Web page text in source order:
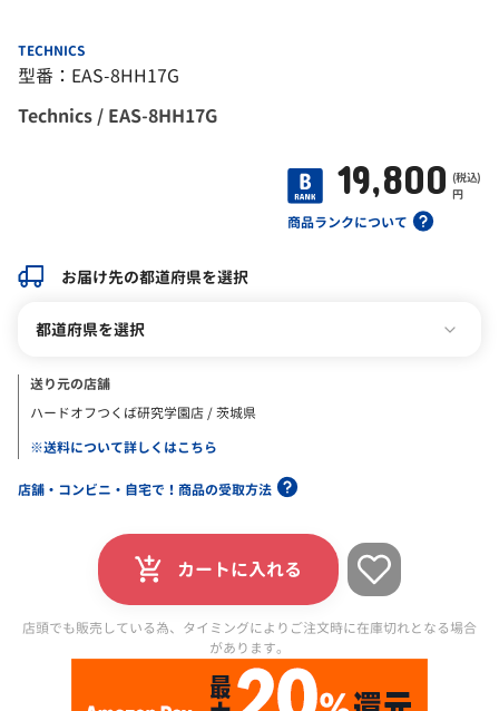
TECHNICS
型番：EAS-8HH17G
Technics / EAS-8HH17G
商品ランクについて
19,800 (税込)
円
お届け先の都道府県を選択
都道府県を選択
送り元の店舗
ハードオフつくば研究学園店 / 茨城県
※送料について詳しくはこちら
店舗・コンビニ・自宅で！商品の受取方法
カートに入れる
店頭でも販売している為、タイミングによりご注文時に在庫切れとなる場合
があります。